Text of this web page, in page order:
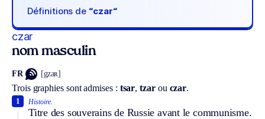
Définitions de “czar“
czar
nom masculin
FR [gzaʀ]
Trois graphies sont admises : tsar,tzarou czar.
Histoire.
Titre des souverains de Russie avant le communisme.
1